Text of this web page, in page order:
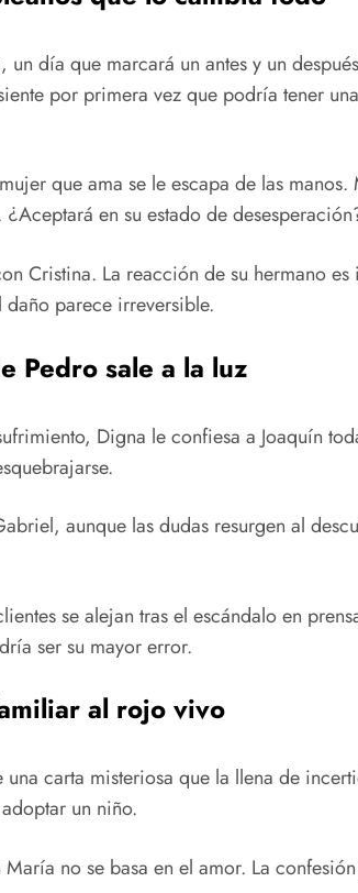
día que marcará un antes y un
por primera vez que podría tener
que ama se le escapa de las manos.
en su estado de
Cristina. La reacción de su hermano es
parece irreversible.
Pedro sale a la luz
Digna le confiesa a Joaquín
aunque las dudas resurgen al
se alejan tras el escándalo en
ser su mayor error.
al rojo vivo
carta misteriosa que la llena de
un niño.
no se basa en el amor. La